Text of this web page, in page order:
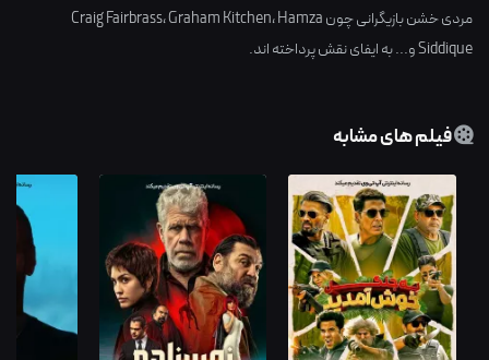
مردی خشن بازیگرانی چون
Craig Fairbrass،Graham Kitchen،Hamza
Siddiqueو... به ایفای نقش پرداخته اند.
فیلم های مشابه